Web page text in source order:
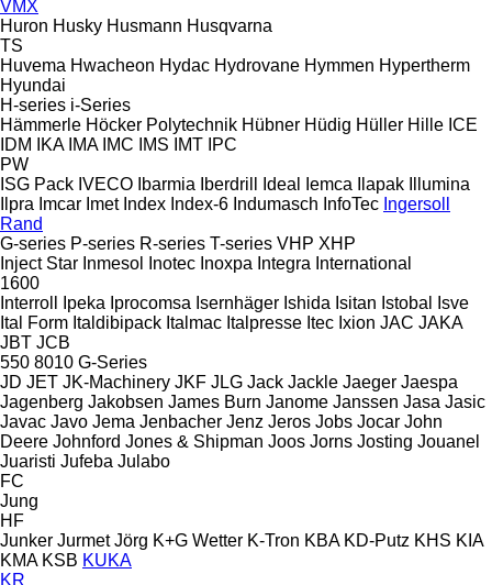
VMX
Huron Husky Husmann Husqvarna
TS
Huvema Hwacheon Hydac Hydrovane Hymmen Hypertherm
Hyundai
H-series i-Series
Hämmerle Höcker Polytechnik Hübner Hüdig Hüller Hille ICE
IDM
IKA IMA IMC IMS IMT IPC
PW
ISG Pack IVECO Ibarmia Iberdrill Ideal Iemca Ilapak
Illumina
Ilpra Imcar Imet Index Index-6 Indumasch InfoTec Ingersoll
Rand
G-series P-series R-series T-series VHP XHP
Inject Star Inmesol Inotec Inoxpa Integra International
1600
Interroll
Ipeka Iprocomsa Isernhäger Ishida Isitan Istobal
Isve
Ital Form Italdibipack Italmac Italpresse Itec Ixion JAC JAKA
JBT JCB
550 8010 G-Series
JD JET JK-Machinery JKF JLG Jack Jackle Jaeger Jaespa
Jagenberg Jakobsen James Burn Janome Janssen Jasa Jasic
Javac Javo Jema Jenbacher Jenz Jeros Jobs Jocar John
Deere Johnford Jones & Shipman Joos Jorns Josting Jouanel
Juaristi Jufeba Julabo
FC
Jung
HF
Junker Jurmet Jörg K+G Wetter K-Tron KBA KD-Putz KHS KIA
KMA KSB KUKA
KR